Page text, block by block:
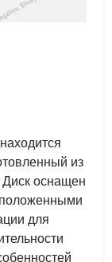
из
Диск оснащен
для